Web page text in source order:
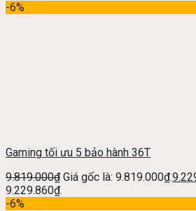
-6%
Gaming tối ưu 5 bảo hành 36T
9.819.000₫ Giá gốc là: 9.819.000₫.
9.229.860₫.
-6%